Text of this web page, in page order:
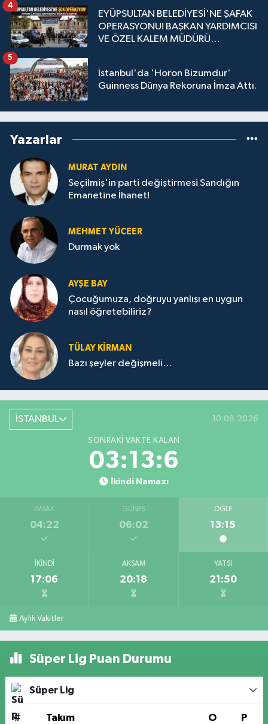
EYÜPSULTAN BELEDİYESİ'NE ŞAFAK
OPERASYONU! BAŞKAN YARDIMCISI
VE ÖZEL KALEM MÜDÜRÜ
4
İstanbul'da 'Horon Bizumdur'
Guinness Dünya Rekoruna İmza Attı.
5
Yazarlar
MURAT AYDIN
Seçilmiş'in parti değiştirmesi Sandığın
Emanetine İhanet!
MEHMET YÜCEER
Durmak yok
AYŞE BAY
Çocuğumuza, doğruyu yanlışı en uygun
nasıl öğretebiliriz?
TÜLAY KİRMAN
Bazı şeyler değişmeli…
İSTANBUL 10.08.2026
SONRAKI VAKTE KALAN
03:13:6
İkindi Namazı
İMSAK
04:22
GÜNEŞ
06:02
ÖĞLE
13:15
İKINDI
17:06
AKŞAM
20:18
YATSI
21:50
Aylık Vakitler
Süper Lig Puan Durumu
Süper Lig
# Takım O P